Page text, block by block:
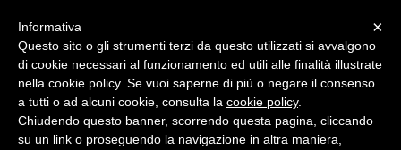
MOSSOLANI AUTORICAMBI
RICAMBI AUTO MULTIMARCA DAL 1985 >
VOGHERA > MORTARA > VIGEVANO
×
Informativa
Questo sito o gli strumenti terzi da questo utilizzati si avvalgono
di cookie necessari al funzionamento ed utili alle finalità illustrate
nella cookie policy. Se vuoi saperne di più o negare il consenso
a tutti o ad alcuni cookie, consulta la cookie policy.
Chiudendo questo banner, scorrendo questa pagina, cliccando
su un link o proseguendo la navigazione in altra maniera,